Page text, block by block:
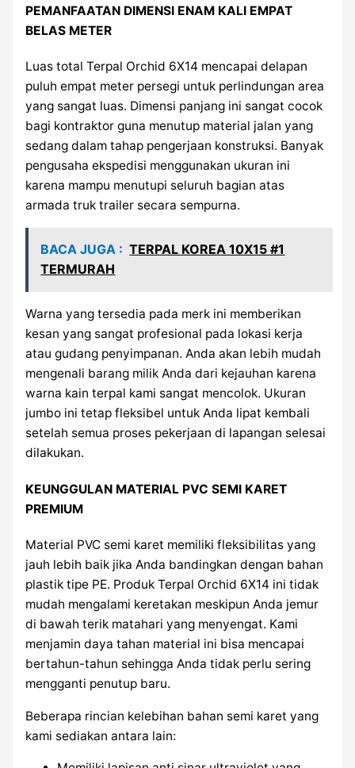
PEMANFAATAN DIMENSI ENAM KALI EMPAT
BELAS METER
Luas total Terpal Orchid 6X14 mencapai delapan
puluh empat meter persegi untuk perlindungan area
yang sangat luas. Dimensi panjang ini sangat cocok
bagi kontraktor guna menutup material jalan yang
sedang dalam tahap pengerjaan konstruksi. Banyak
pengusaha ekspedisi menggunakan ukuran ini
karena mampu menutupi seluruh bagian atas
armada truk trailer secara sempurna.
BACA JUGA : TERPAL KOREA 10X15 #1
TERMURAH
Warna yang tersedia pada merk ini memberikan
kesan yang sangat profesional pada lokasi kerja
atau gudang penyimpanan. Anda akan lebih mudah
mengenali barang milik Anda dari kejauhan karena
warna kain terpal kami sangat mencolok. Ukuran
jumbo ini tetap fleksibel untuk Anda lipat kembali
setelah semua proses pekerjaan di lapangan selesai
dilakukan.
KEUNGGULAN MATERIAL PVC SEMI KARET
PREMIUM
Material PVC semi karet memiliki fleksibilitas yang
jauh lebih baik jika Anda bandingkan dengan bahan
plastik tipe PE. Produk Terpal Orchid 6X14 ini tidak
mudah mengalami keretakan meskipun Anda jemur
di bawah terik matahari yang menyengat. Kami
menjamin daya tahan material ini bisa mencapai
bertahun-tahun sehingga Anda tidak perlu sering
mengganti penutup baru.
Beberapa rincian kelebihan bahan semi karet yang
kami sediakan antara lain: